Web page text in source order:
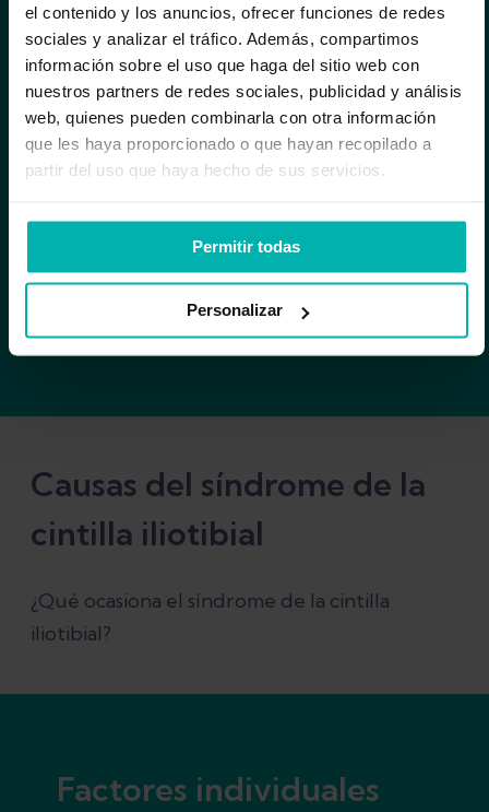
el contenido y los anuncios, ofrecer funciones de redes
sociales y analizar el tráfico. Además, compartimos
información sobre el uso que haga del sitio web con
nuestros partners de redes sociales, publicidad y análisis
web, quienes pueden combinarla con otra información
que les haya proporcionado o que hayan recopilado a
partir del uso que haya hecho de sus servicios.
Permitir todas
Personalizar
síndrome de la cintilla
iliotibial?
No debería. El motivo está en la teoría
anterior: una cintilla iliotibial tensa es la
y, en última instancia, del dolor. Por tanto,
averiguar qué ocasiona la tensión de la
cintilla iliotibial es probablemente el
parámetro más importante que hay que
llegar a conocer.
Causas del síndrome de la
cintilla iliotibial
¿Qué ocasiona el síndrome de la cintilla
iliotibial?
Factores individuales